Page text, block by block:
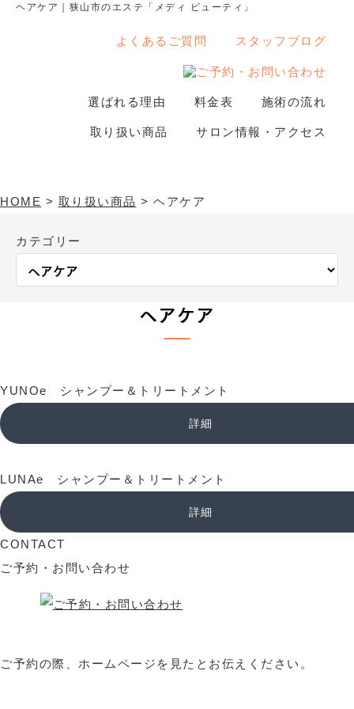
ヘアケア｜狭山市のエステ「メディ ビューティ」
よくあるご質問 スタッフブログ
選ばれる理由 料金表 施術の流れ
取り扱い商品 サロン情報・アクセス
取り扱い商品
HOME > 取り扱い商品 > ヘアケア
カテゴリー
ヘアケア
YUNOe シャンプー＆トリートメント
詳細
LUNAe シャンプー＆トリートメント
詳細
CONTACT
ご予約・お問い合わせ
ご予約の際、ホームページを見たとお伝えください。